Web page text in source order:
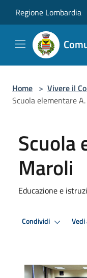
Regione Lombardia
Home > Vivere il
Scuola elementare
Scuola
Maroli
Educazione e
Condividi Vedi